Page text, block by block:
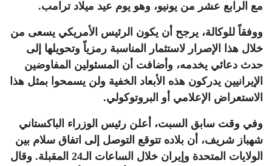
مع الرابع عشر من يونيو، وهو يوم عيد ميلاد ترامب.
ووفقاً للوكالة، يرجح أن يكون الرئيس الأمريكي يسعى من
خلال هذا الإصرار لاستثمار المناسبة رمزياً وتحويلها إلى
حدث دعائي يخدمه، وأضافت أن المسئولين المفاوضين
الإيرانيين يدركون هذه الأبعاد الخفية ولن يسمحوا بمثل هذا
الاستعراض الإعلامي أو البروتوكولي.
وفي وقت سابق السبت، أعلن رئيس الوزراء الباكستاني
شهباز شريف، أن بلاده تتوقع التوصل إلى اتفاق سلام بين
الولايات المتحدة وإيران خلال الساعات الـ24 المقبلة. وقال